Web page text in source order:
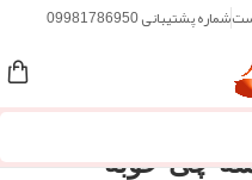
شماره پشتیبانی 09981786950
چی خوبه